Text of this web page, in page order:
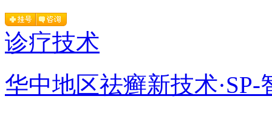
诊疗技术
华中地区祛癣新技术·SP-